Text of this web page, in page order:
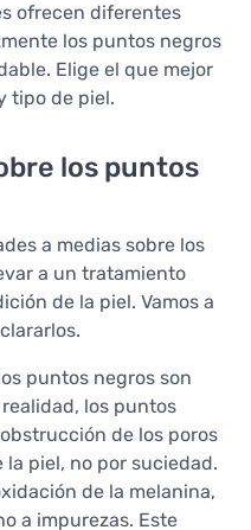
ofrecen diferentes
los puntos negros
Elige el que mejor
tipo de piel.
los puntos
a medias sobre los
a un tratamiento
de la piel. Vamos a
puntos negros son
los puntos
de los poros
piel, no por suciedad.
de la melanina,
a impurezas. Este